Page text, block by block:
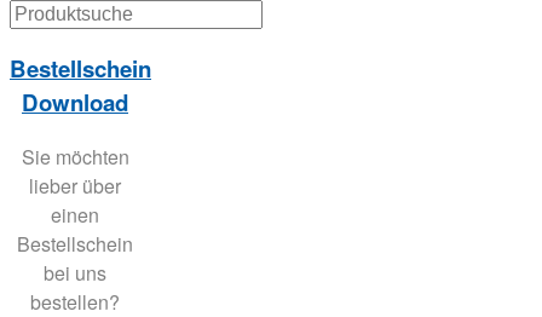
Bestellschein
Download
Sie möchten
lieber über
einen
Bestellschein
bei uns
bestellen?